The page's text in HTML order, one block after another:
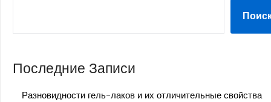
Последние Записи
Разновидности гель-лаков и их отличительные свойства